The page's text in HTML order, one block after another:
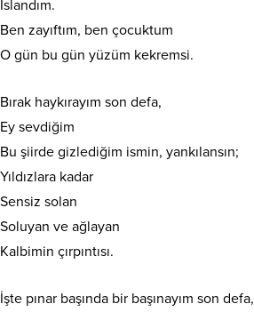
Islandım.
Ben zayıftım, ben çocuktum
O gün bu gün yüzüm kekremsi.
Bırak haykırayım son defa,
Ey sevdiğim
Bu şiirde gizlediğim ismin, yankılansın;
Yıldızlara kadar
Sensiz solan
Soluyan ve ağlayan
Kalbimin çırpıntısı.
İşte pınar başında bir başınayım son defa,